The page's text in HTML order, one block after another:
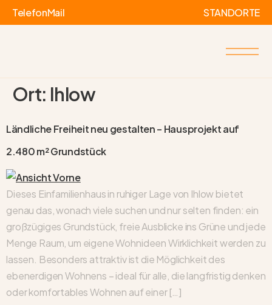
TelefonMail STANDORTE
Ort: Ihlow
Ländliche Freiheit neu gestalten – Hausprojekt auf
2.480 m² Grundstück
Dieses Einfamilienhaus in ruhiger Lage von Ihlow bietet
genau das, wonach viele suchen und nur selten finden: ein
großzügiges Grundstück, freie Ausblicke ins Grüne und jede
Menge Raum, um eigene Wohnideen Wirklichkeit werden zu
lassen. Besonders attraktiv ist die Möglichkeit des
ebenerdigen Wohnens – ideal für alle, die langfristig denken
oder komfortables Wohnen auf einer […]